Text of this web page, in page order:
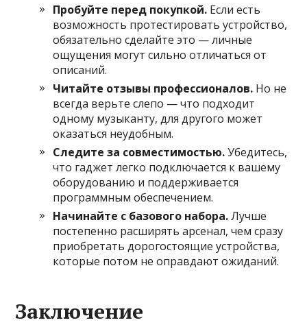
Пробуйте перед покупкой. Если есть
возможность протестировать устройство,
обязательно сделайте это — личные
ощущения могут сильно отличаться от
описаний.
Читайте отзывы профессионалов. Но не
всегда верьте слепо — что подходит
одному музыканту, для другого может
оказаться неудобным.
Следите за совместимостью.Убедитесь,
что гаджет легко подключается к вашему
оборудованию и поддерживается
программным обеспечением.
Начинайте с базового набора.Лучше
постепенно расширять арсенал, чем сразу
приобретать дорогостоящие устройства,
которые потом не оправдают ожиданий.
Заключение